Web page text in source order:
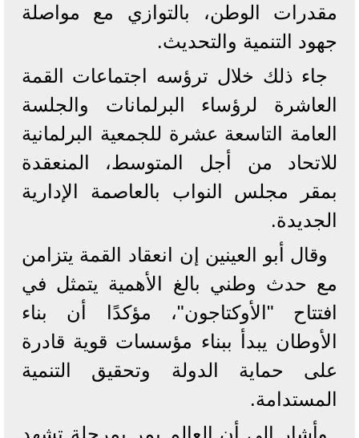
مقدرات الوطن، بالتوازي مع مواصلة
جهود التنمية والتحديث.
جاء ذلك خلال ترؤسه اجتماعات القمة
العاشرة لرؤساء البرلمانات والجلسة
العامة التاسعة عشرة للجمعية البرلمانية
للاتحاد من أجل المتوسط، المنعقدة
بمقر مجلس النواب بالعاصمة الإدارية
الجديدة.
وقال أبو العينين إن انعقاد القمة يتزامن
مع حدث وطني بالغ الأهمية يتمثل في
افتتاح "الأوكتاجون"، مؤكدًا أن بناء
الأوطان يبدأ ببناء مؤسسات قوية قادرة
على حماية الدولة وتحقيق التنمية
المستدامة.